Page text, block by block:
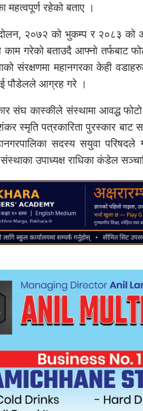
महत्वपूर्ण रहेको बताए ।
२०७२ को भुकम्प र २०८३ को
काम गरेको बताउदै आफ्नो तर्फबाट
संरक्षणमा महानगरका केही
पौडेलले आग्रह गरे ।
संघ कास्कीले संस्थामा आवद्ध
स्मृति पत्रकारिता पुरस्कार बाट
सदस्य सयुवा
उपाध्यक्ष राधिका कंडेल